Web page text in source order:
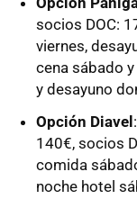
socios DOC:
viernes,
cena sábado
y desayuno
Opción Diavel
140€, socios
comida
noche hotel